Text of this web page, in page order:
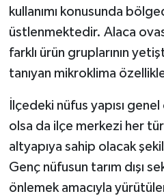
kullanımı konusunda
üstlenmektedir. Alaca
farklı ürün gruplarının
tanıyan mikroklima
İlçedeki nüfus yapısı
olsa da ilçe merkezi her
altyapıya sahip olacak
Genç nüfusun tarım dışı
önlemek amacıyla